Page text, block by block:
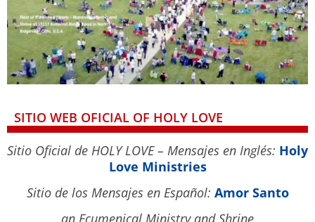
SITIO WEB OFICIAL OF HOLY LOVE
Sitio Oficial de HOLY LOVE – Mensajes en Inglés: Holy
Love Ministries
Sitio de los Mensajes en Español: Amor Santo
an Ecumenical Ministry and Shrine